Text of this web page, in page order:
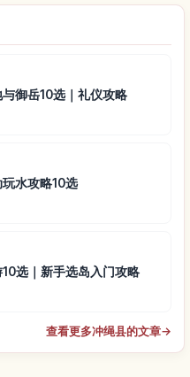
御岳10选｜礼仪攻略
水攻略10选
选｜新手选岛入门攻略
查看更多冲绳县的文章→